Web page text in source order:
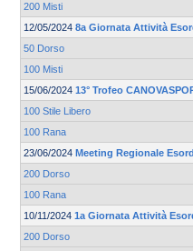
200 Misti
12/05/2024 8a Giornata Attività
50 Dorso
100 Misti
15/06/2024 13° Trofeo
100 Stile Libero
100 Rana
23/06/2024 Meeting Regionale
200 Dorso
100 Rana
10/11/2024 1a Giornata Attività
200 Dorso